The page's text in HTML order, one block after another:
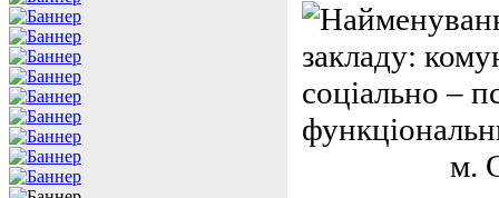
закладу:
соціально –
м.